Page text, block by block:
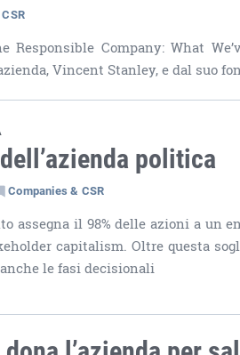
Company: What
Vincent Stanley, e dal suo
politica
Companies & CSR
assegna il 98% delle azioni a un
capitalism. Oltre questa
le fasi decisionali